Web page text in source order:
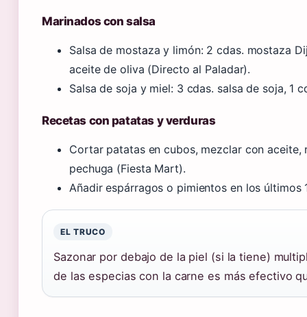
Marinados con salsa
Salsa de mostaza y limón: 2 cdas. mostaza
aceite de oliva (Directo al Paladar).
Salsa de soja y miel: 3 cdas. salsa de soja, 1
Recetas con patatas y verduras
Cortar patatas en cubos, mezclar con
pechuga (Fiesta Mart).
Añadir espárragos o pimientos en los últimos
EL TRUCO
Sazonar por debajo de la piel (si la tiene)
de las especias con la carne es más efectivo